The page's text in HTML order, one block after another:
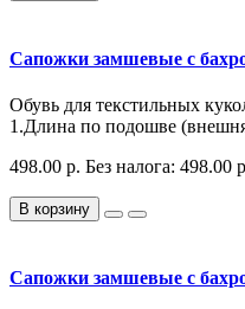
Сапожки замшевые с
Обувь для текстильных
1.Длина по подошве
498.00 р. Без налога: 498.00
В корзину
Сапожки замшевые с